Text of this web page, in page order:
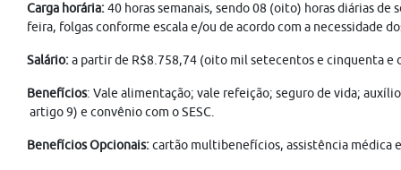
Carga horária:40 horas semanais, sendo 08 (oito) horas diárias de
feira, folgas conforme escala e/ou de acordo com a necessidade
Salário:a partir de R$8.758,74 (oito mil setecentos e cinquenta e
Benefícios: Vale alimentação; vale refeição; seguro de vida;
artigo 9) e convênio com o SESC.
Benefícios Opcionais:cartão multibenefícios, assistência médica